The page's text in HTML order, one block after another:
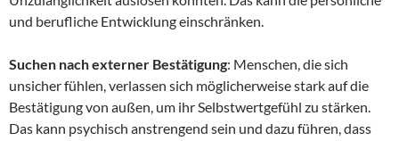
und berufliche Entwicklung einschränken.
Suchen nach externer Bestätigung: Menschen, die sich
unsicher fühlen, verlassen sich möglicherweise stark auf die
Bestätigung von außen, um ihr Selbstwertgefühl zu stärken.
Das kann psychisch anstrengend sein und dazu führen, dass